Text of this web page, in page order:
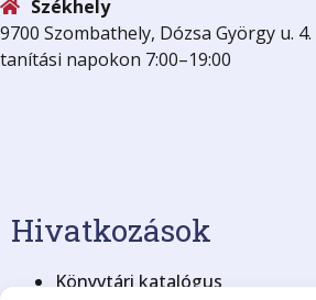
Székhely
9700 Szombathely, Dózsa György u. 4.
tanítási napokon 7:00–19:00
Hivatkozások
Könyvtári katalógus